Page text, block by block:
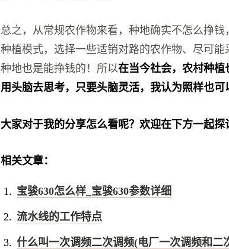
总之，从常规农作物来看，种地确实不怎么挣
种植模式，选择一些适销对路的农作物、尽可
种地也是能挣钱的！所以在当今社会，农村种
用头脑去思考，只要头脑灵活，我认为照样也可
大家对于我的分享怎么看呢？欢迎在下方一起探
相关文章：
宝骏630怎么样_宝骏630参数详细
流水线的工作特点
什么叫一次调频二次调频(电厂一次调频和二